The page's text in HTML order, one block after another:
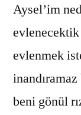
Aysel’im
evlenmek
beni gönül